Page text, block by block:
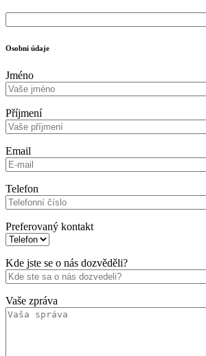
Osobni údaje
Jméno
Příjmení
Email
Telefon
Preferovaný kontakt
Kde jste se o nás dozvěděli?
Vaše zpráva